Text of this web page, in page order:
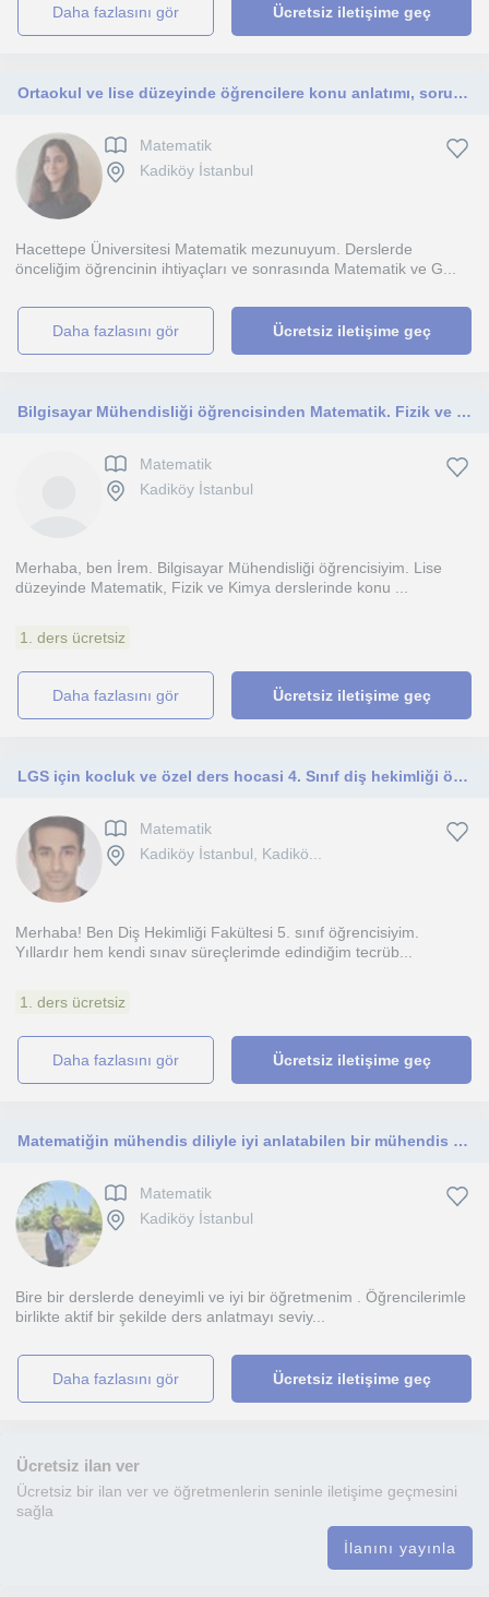
daha fazlasını gör Ücretsiz iletişime geç
Ortaokul ve lise düzeyinde öğrencilere konu anlatımı, soru çözümü, sınavlara yönelik çalışmalar, ödevlere destek
Matematik
Kadiköy İstanbul
Hacettepe Üniversitesi Matematik mezunuyum. Derslerde
önceliğim öğrencinin ihtiyaçları ve sonrasında Matematik ve G...
daha fazlasını gör Ücretsiz iletişime geç
Bilgisayar Mühendisliği öğrencisinden Matematik. Fizik ve Kimya özel ders
Matematik
Kadiköy İstanbul
Merhaba, ben İrem. Bilgisayar Mühendisliği öğrencisiyim. Lise
düzeyinde Matematik, Fizik ve Kimya derslerinde konu ...
1. ders ücretsiz
daha fazlasını gör Ücretsiz iletişime geç
LGS için kocluk ve özel ders hocasi 4. Sınıf diş hekimliği öğrencisi
Matematik
Kadiköy İstanbul, Kadikö...
Merhaba! Ben Diş Hekimliği Fakültesi 5. sınıf öğrencisiyim.
Yıllardır hem kendi sınav süreçlerimde edindiğim tecrüb...
1. ders ücretsiz
daha fazlasını gör Ücretsiz iletişime geç
Matematiğin mühendis diliyle iyi anlatabilen bir mühendis . İlkokul , ortaokul ve lise öğrencilerine yöneliktir
Matematik
Kadiköy İstanbul
Bire bir derslerde deneyimli ve iyi bir öğretmenim . Öğrencilerimle
birlikte aktif bir şekilde ders anlatmayı seviy...
daha fazlasını gör Ücretsiz iletişime geç
Ücretsiz ilan ver
Ücretsiz bir ilan ver ve öğretmenlerin seninle iletişime geçmesini
sağla
İlanını yayınla